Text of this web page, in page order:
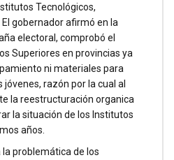
Tecnológicos,
gobernador afirmó en la
electoral, comprobó el
Superiores en provincias ya
ni materiales para
razón por la cual al
la reestructuración organica
la situación de los Institutos
años.
la problemática de los